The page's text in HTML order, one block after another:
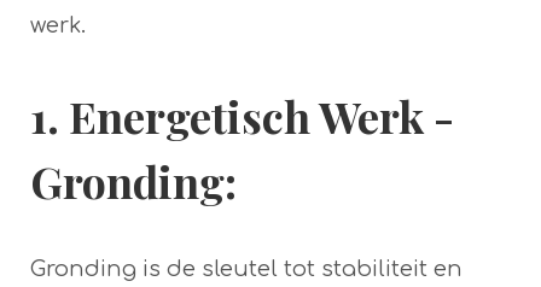
werk.
1. Energetisch Werk -
Gronding:
Gronding is de sleutel tot stabiliteit en